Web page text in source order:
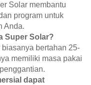
Solar membantu
program untuk
Anda.
Super Solar?
bertahan 25-
memiliki masa pakai
dapat